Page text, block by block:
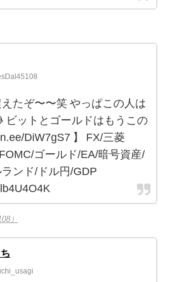
たぞ〜〜笑 やっぱこの人は
ビットとゴールドはもうこの
DiW7gS7 】 FX/三菱
ゴールド/EA/暗号資産/
ンド/ドル円/GDP
）